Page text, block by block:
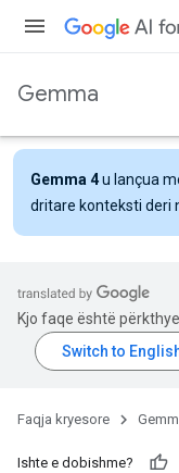
Gemma
Gemma 4u lançua
dritare konteksti deri
Kjo faqe është
Faqja kryesore
Ishte e dobishme?